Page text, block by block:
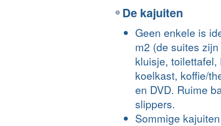
De kajuiten
Geen enkele is
m2 (de suites
kluisje,
koelkast, koffie/
en DVD. Ruime
slippers.
Sommige